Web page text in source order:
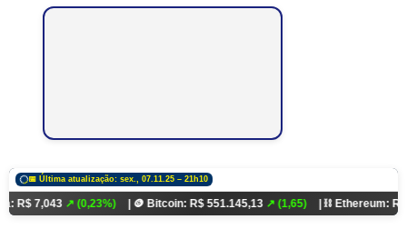
📅 Última atualização: sex., 07.11.25 – 21h10
↗ (0,23%) | 🪙 Bitcoin: R$ 551.145,13↗ (1,65) | ⛓️ Ethereum: R$